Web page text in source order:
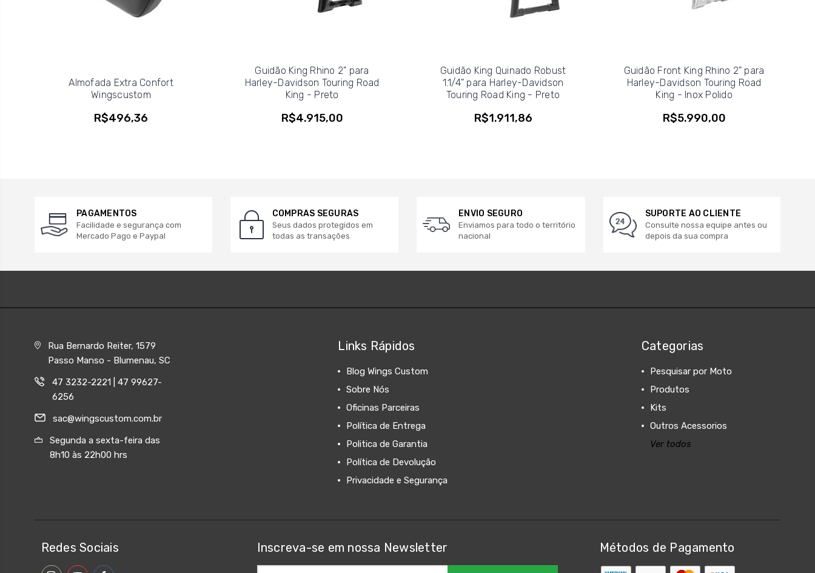
Almofada Extra Confort
Wingscustom
R$496,36
Guidão King Rhino 2" para
Harley-Davidson Touring Road
King - Preto
R$4.915,00
Guidão King Quinado Robust
1.1/4" para Harley-Davidson
Touring Road King - Preto
R$1.911,86
Guidão Front King Rhino 2" para
Harley-Davidson Touring Road
King - Inox Polido
R$5.990,00
PAGAMENTOS
Facilidade e segurança com
Mercado Pago e Paypal
COMPRAS SEGURAS
Seus dados protegidos em
todas as transações
ENVIO SEGURO
Enviamos para todo o território
nacional
SUPORTE AO CLIENTE
Consulte nossa equipe antes ou
depois da sua compra
Rua Bernardo Reiter, 1579
Passo Manso - Blumenau, SC
47 3232-2221 | 47 99627-
6256
sac@wingscustom.com.br
Segunda a sexta-feira das
8h10 às 22h00 hrs
Links Rápidos
Blog Wings Custom
Sobre Nós
Oficinas Parceiras
Política de Entrega
Politica de Garantia
Política de Devolução
Privacidade e Segurança
Categorias
Pesquisar por Moto
Produtos
Kits
Outros Acessorios
Ver todos
Redes Sociais Inscreva-se em nossa Newsletter Métodos de Pagamento